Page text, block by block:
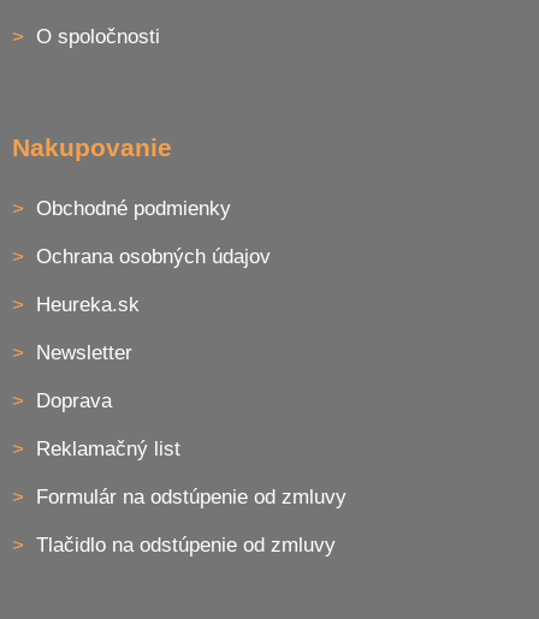
O spoločnosti
Nakupovanie
Obchodné podmienky
Ochrana osobných údajov
Heureka.sk
Newsletter
Doprava
Reklamačný list
Formulár na odstúpenie od zmluvy
Tlačidlo na odstúpenie od zmluvy